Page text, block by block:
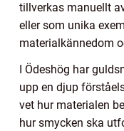
tillverkas manuellt
eller som unika
materialkännedom
I Ödeshög har
upp en djup
vet hur materialen
hur smycken ska